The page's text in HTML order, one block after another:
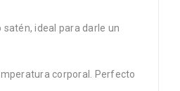
satén, ideal para darle un
corporal. Perfecto